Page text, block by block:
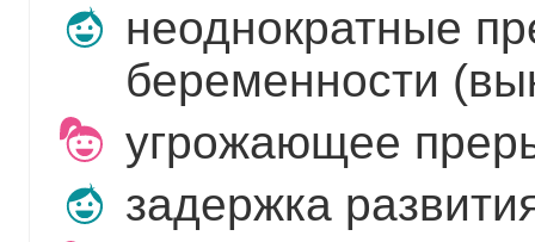
неоднократные
беременности
угрожающее
задержка